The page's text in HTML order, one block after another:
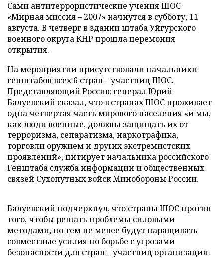
Сами антитеррористические учения ШОС
«Мирная миссия – 2007» начнутся в субботу, 11
августа. В четверг в здании штаба Уйгурского
военного округа КНР прошла церемония
открытия.
На мероприятии присутствовали начальники
генштабов всех 6 стран – участниц ШОС.
Представляющий Россию генерал Юрий
Балуевский сказал, что в странах ШОС проживает
одна четвертая часть мирового населения «и мы,
как люди военные, должны защищать их от
терроризма, сепаратизма, наркотрафика,
торговли оружием и других экстремистских
проявлений», цитирует начальника российского
Генштаба служба информации и общественных
связей Сухопутных войск Минобороны России.
Балуевский подчеркнул, что страны ШОС против
того, чтобы решать проблемы силовыми
методами, но тем не менее будут наращивать
совместные усилия по борьбе с угрозами
безопасности для стран – участниц организации.